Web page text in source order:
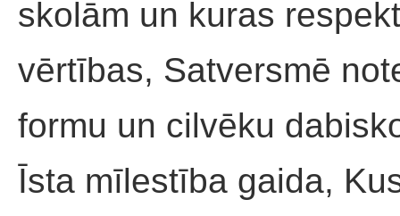
skolām un kuras
vērtības, Satversmē
formu un cilvēku
Īsta mīlestība gaida,